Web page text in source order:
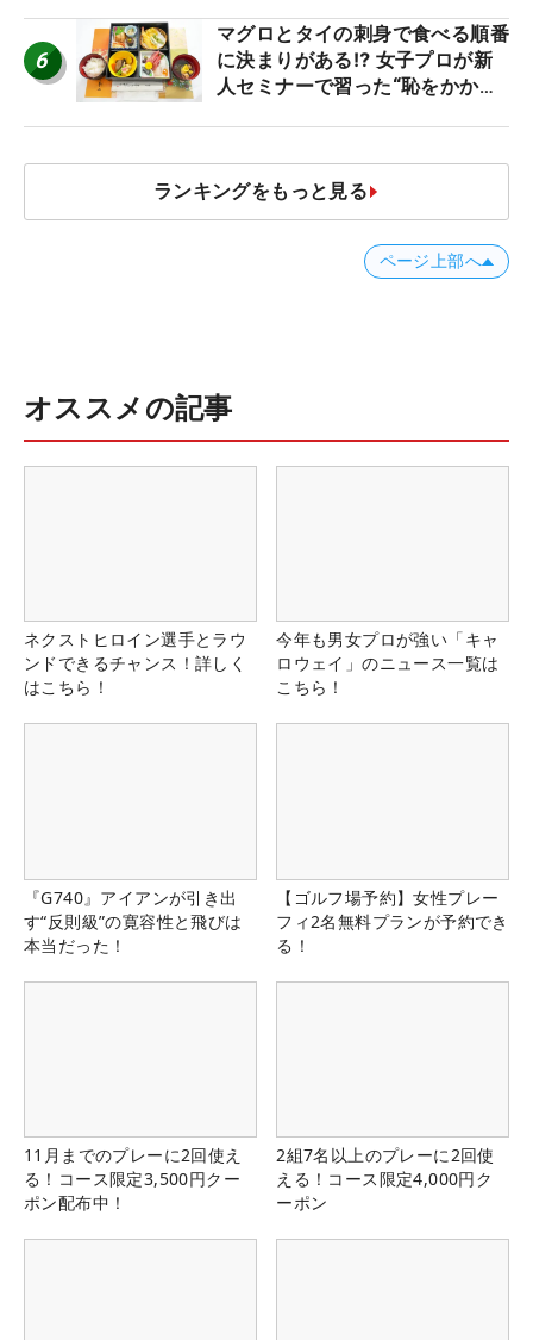
6
マグロとタイの刺身で食べる順番
に決まりがある⁉ 女子プロが新
人セミナーで習った“恥をかかな
ランキングをもっと見る
ページ上部へ
オススメの記事
ネクストヒロイン選手とラウ
ンドできるチャンス！詳しく
はこちら！
今年も男女プロが強い「キャ
ロウェイ」のニュース一覧は
こちら！
『G740』アイアンが引き出
す“反則級”の寛容性と飛びは
本当だった！
【ゴルフ場予約】女性プレー
フィ2名無料プランが予約でき
る！
11月までのプレーに2回使え
る！コース限定3,500円クー
ポン配布中！
2組7名以上のプレーに2回使
える！コース限定4,000円ク
ーポン